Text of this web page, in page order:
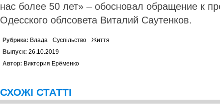
нас более 50 лет» – обосновал обращение к
Одесского облсовета Виталий Саутенков.
Рубрика: Влада Суспільство
Життя
Выпуск: 26.10.2019
Автор: Виктория Ерёменко
СХОЖІ СТАТТІ